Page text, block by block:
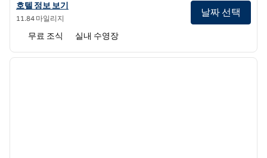
홈우드 스위트 바이 힐튼 맨체스터/에어포트의 호텔 정보 보기
호텔 정보 보기
11.84 마일리지
날짜 선택
무료 조식 실내 수영장
1/12
다음